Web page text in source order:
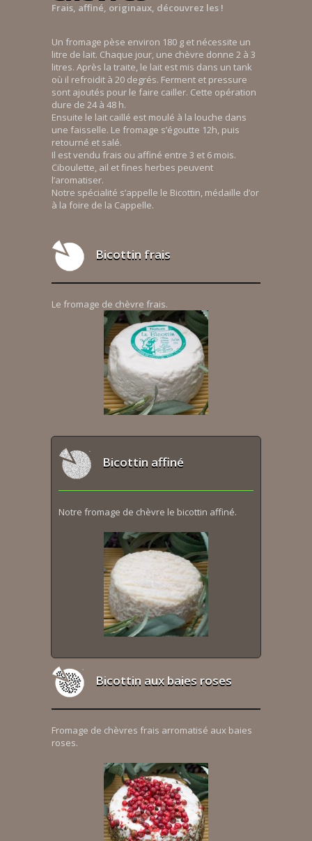
Frais, affiné, originaux, découvrez les !
Un fromage pèse environ 180 g et nécessite un
litre de lait. Chaque jour, une chèvre donne 2 à 3
litres. Après la traite, le lait est mis dans un tank
où il refroidit à 20 degrés. Ferment et pressure
sont ajoutés pour le faire cailler. Cette opération
dure de 24 à 48 h.
Ensuite le lait caillé est moulé à la louche dans
une faisselle. Le fromage s’égoutte 12h, puis
retourné et salé.
Il est vendu frais ou affiné entre 3 et 6 mois.
Ciboulette, ail et fines herbes peuvent
l’aromatiser.
Notre spécialité s’appelle le Bicottin, médaille d’or
à la foire de la Cappelle.
Bicottin frais
Le fromage de chèvre frais.
Bicottin affiné
Notre fromage de chèvre le bicottin affiné.
Bicottin aux baies roses
Fromage de chèvres frais arromatisé aux baies
roses.